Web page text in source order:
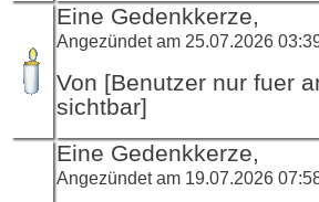
Eine Gedenkkerze,
Angezündet am 25.07.2026
Von [Benutzer nur fuer
sichtbar]
Eine Gedenkkerze,
Angezündet am 19.07.2026